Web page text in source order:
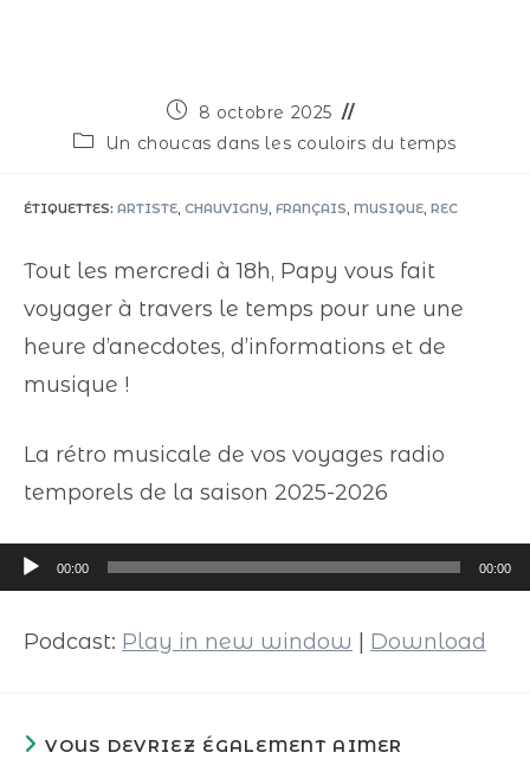
8 octobre 2025
Un choucas dans les couloirs du temps
ÉTIQUETTES: ARTISTE, CHAUVIGNY, FRANÇAIS, MUSIQUE, REC
Tout les mercredi à 18h, Papy vous fait
voyager à travers le temps pour une une
heure d’anecdotes, d’informations et de
musique !
La rétro musicale de vos voyages radio
temporels de la saison 2025-2026
Lecteur
audio
00:00 00:00
Podcast: Play in new window Download
VOUS DEVRIEZ ÉGALEMENT AIMER